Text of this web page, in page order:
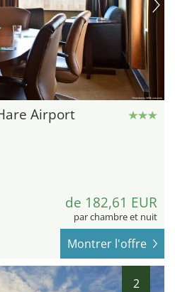
Airport
de 182,61 EUR
par chambre et nuit
Montrer l'offre
2